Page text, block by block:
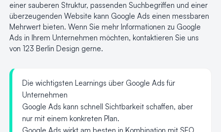
einer sauberen Struktur, passenden Suchbegriffen und einer
überzeugenden Website kann Google Ads einen messbaren
Mehrwert bieten. Wenn Sie mehr Informationen zu Google
Ads in Ihrem Unternehmen möchten, kontaktieren Sie uns
von 123 Berlin Design gerne.
Die wichtigsten Learnings über Google Ads für
Unternehmen
Google Ads kann schnell Sichtbarkeit schaffen, aber
nur mit einem konkreten Plan.